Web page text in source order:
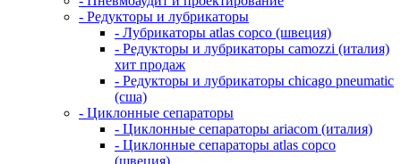
- Редукторы и лубрикаторы
- Лубрикаторы atlas copco (швеция)
- Редукторы и лубрикаторы camozzi (италия)
хит продаж
- Редукторы и лубрикаторы chicago pneumatic
(сша)
- Циклонные сепараторы
- Циклонные сепараторы ariacom (италия)
- Циклонные сепараторы atlas copco
(швеция)